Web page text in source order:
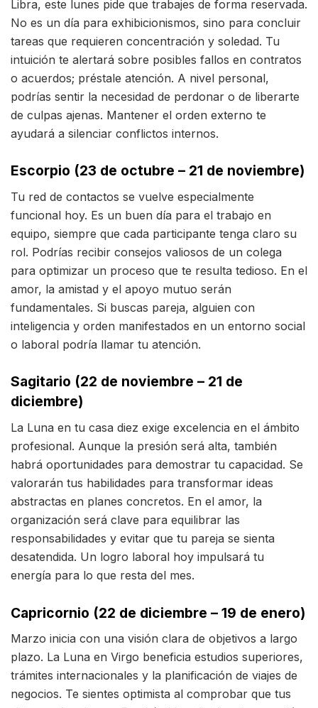
Libra, este lunes pide que trabajes de forma reservada.
No es un día para exhibicionismos, sino para concluir
tareas que requieren concentración y soledad. Tu
intuición te alertará sobre posibles fallos en contratos
o acuerdos; préstale atención. A nivel personal,
podrías sentir la necesidad de perdonar o de liberarte
de culpas ajenas. Mantener el orden externo te
ayudará a silenciar conflictos internos.
Escorpio (23 de octubre – 21 de noviembre)
Tu red de contactos se vuelve especialmente
funcional hoy. Es un buen día para el trabajo en
equipo, siempre que cada participante tenga claro su
rol. Podrías recibir consejos valiosos de un colega
para optimizar un proceso que te resulta tedioso. En el
amor, la amistad y el apoyo mutuo serán
fundamentales. Si buscas pareja, alguien con
inteligencia y orden manifestados en un entorno social
o laboral podría llamar tu atención.
Sagitario (22 de noviembre – 21 de
diciembre)
La Luna en tu casa diez exige excelencia en el ámbito
profesional. Aunque la presión será alta, también
habrá oportunidades para demostrar tu capacidad. Se
valorarán tus habilidades para transformar ideas
abstractas en planes concretos. En el amor, la
organización será clave para equilibrar las
responsabilidades y evitar que tu pareja se sienta
desatendida. Un logro laboral hoy impulsará tu
energía para lo que resta del mes.
Capricornio (22 de diciembre – 19 de enero)
Marzo inicia con una visión clara de objetivos a largo
plazo. La Luna en Virgo beneficia estudios superiores,
trámites internacionales y la planificación de viajes de
negocios. Te sientes optimista al comprobar que tus